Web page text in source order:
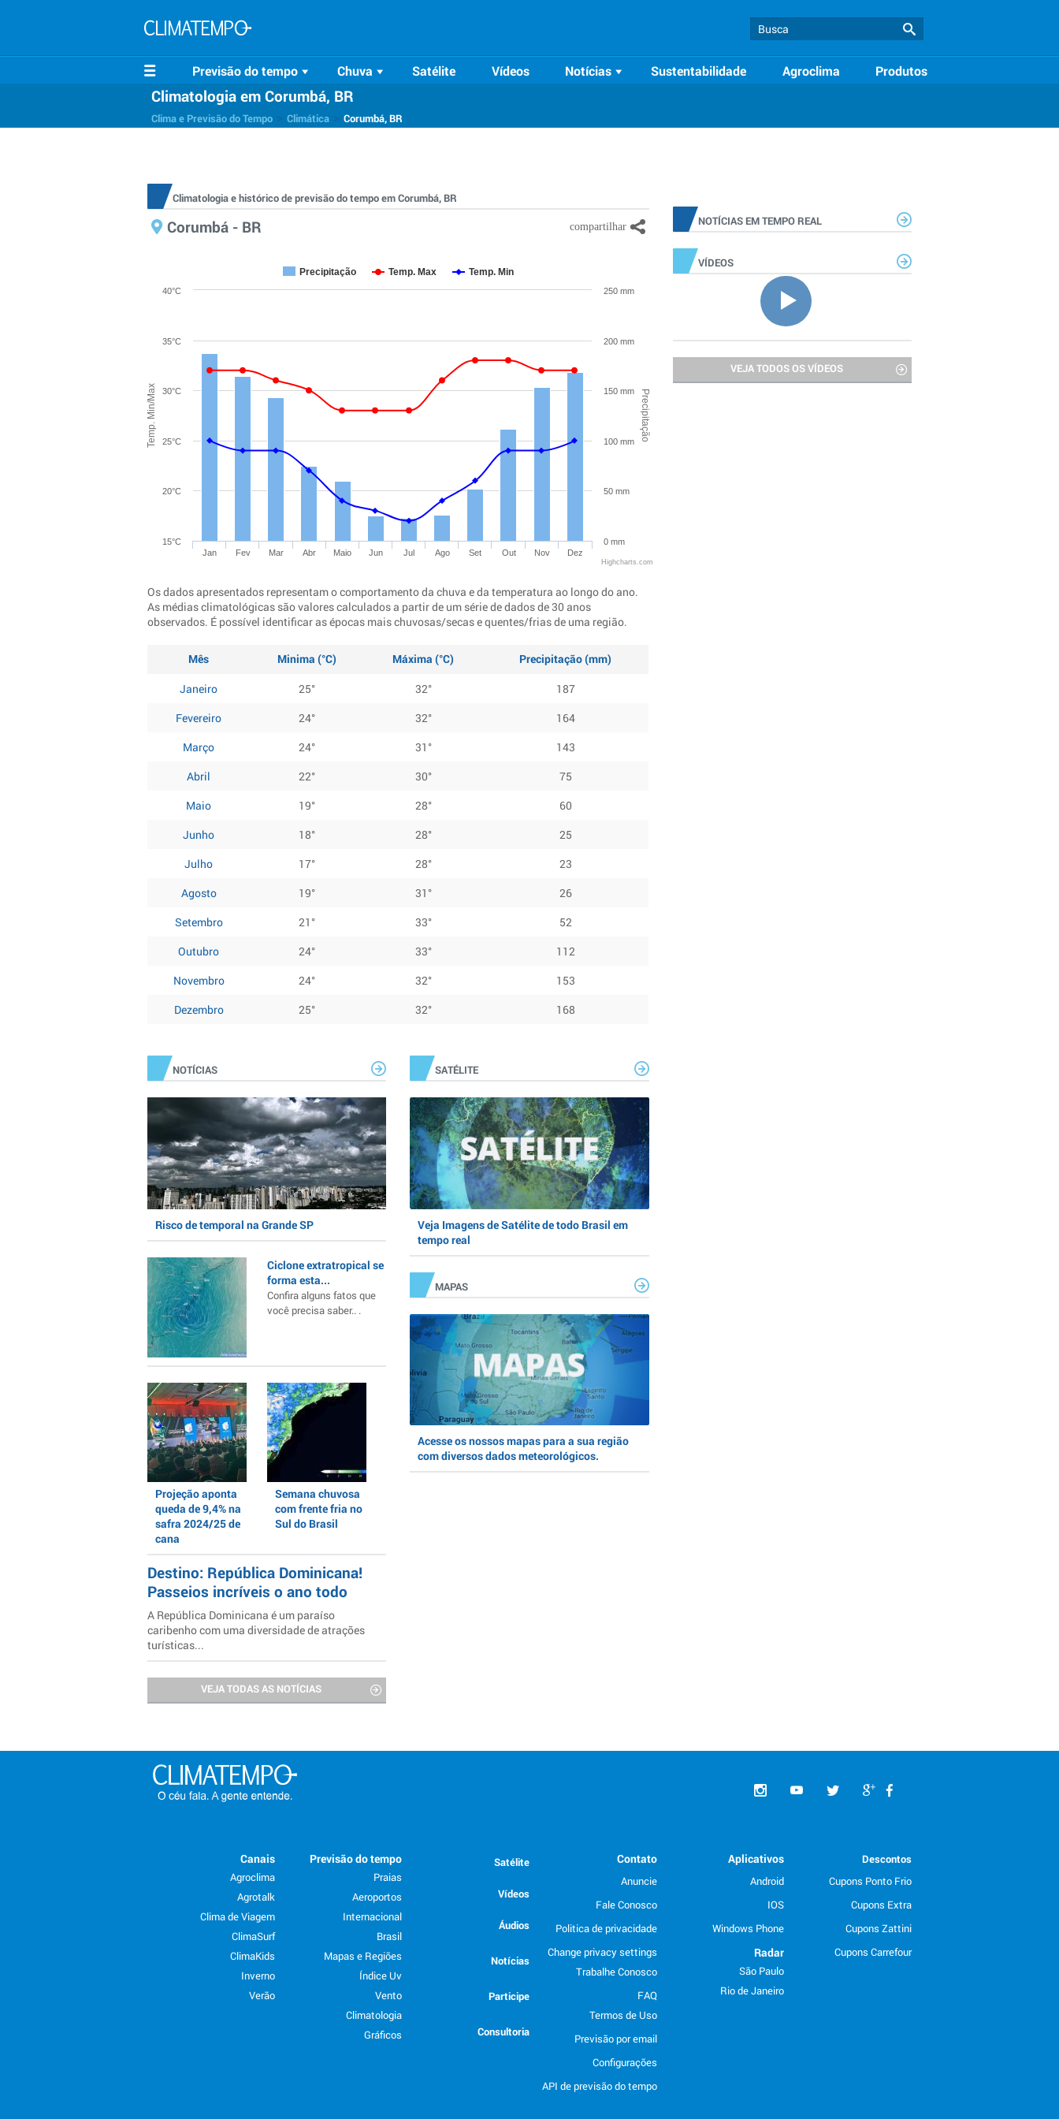
Previsão do tempo Chuva Satélite Vídeos Notícias Sustentabilidade Agroclima Produtos
Climatologia em Corumbá, BR
Clima e Previsão do Tempo Climática Corumbá, BR
Climatologia e histórico de previsão do tempo em Corumbá, BR
Corumbá - BR
Temp. Min/Max Precipitação
Precipitação Temp. Max Temp. Min
Jan Fev Mar Abr Maio Jun Jul Ago Set Out Nov Dez
15°C
20°C
25°C
30°C
35°C
40°C
0 mm
50 mm
100 mm
150 mm
200 mm
250 mm
Highcharts.com
Os dados apresentados representam o comportamento da chuva e da temperatura ao longo do ano.
As médias climatológicas são valores calculados a partir de um série de dados de 30 anos
observados. É possível identificar as épocas mais chuvosas/secas e quentes/frias de uma região.
Mês Minima (°C) Máxima (°C)
Precipitação (mm)
Janeiro
25° 32°
187
Fevereiro
24° 32°
164
Março
24° 31°
143
Abril
22° 30°
75
Maio
19° 28°
60
Junho
18° 28°
25
Julho
17° 28°
23
Agosto
19° 31°
26
Setembro
21° 33°
52
Outubro
24° 33°
112
Novembro
24° 32°
153
Dezembro
25° 32° 168
NOTÍCIAS EM TEMPO REAL
VÍDEOS
VEJA TODOS OS VÍDEOS
NOTÍCIAS
Risco de temporal na Grande SP
Ciclone extratropical se
forma esta...
Confira alguns fatos que
você precisa saber.. .
Projeção aponta
queda de 9,4% na
safra 2024/25 de
cana
Semana chuvosa
com frente fria no
Sul do Brasil
Destino: República Dominicana!
Passeios incríveis o ano todo
A República Dominicana é um paraíso
caribenho com uma diversidade de atrações
turísticas...
VEJA TODAS AS NOTÍCIAS
SATÉLITE
Veja Imagens de Satélite de todo Brasil em
tempo real
MAPAS
Acesse os nossos mapas para a sua região
com diversos dados meteorológicos.
Descontos
Cupons Ponto Frio
Cupons Extra
Cupons Zattini
Cupons Carrefour
Aplicativos
Android
IOS
Windows Phone
Radar
São Paulo
Rio de Janeiro
Contato
Anuncie
Fale Conosco
Politica de privacidade
Change privacy settings
Trabalhe Conosco
FAQ
Termos de Uso
Previsão por email
Configurações
API de previsão do tempo
Satélite
Vídeos
Áudios
Notícias
Participe
Consultoria
Previsão do tempo
Praias
Aeroportos
Internacional
Brasil
Mapas e Regiões
Índice Uv
Vento
Climatologia
Gráficos
Canais
Agroclima
Agrotalk
Clima de Viagem
ClimaSurf
ClimaKids
Inverno
Verão